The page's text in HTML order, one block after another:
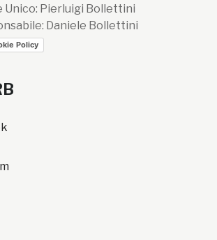
Pierluigi Bollettini
Daniele Bollettini
Policy